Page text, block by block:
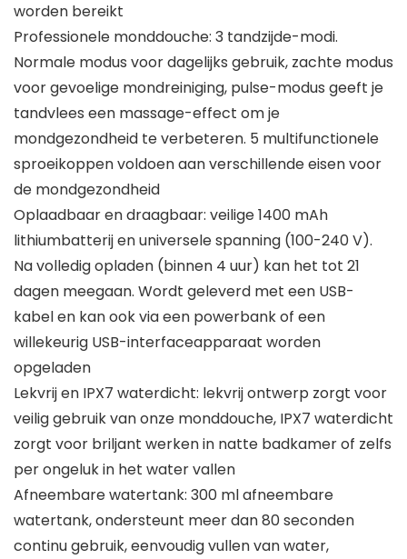
worden bereikt
Professionele monddouche: 3 tandzijde-modi.
Normale modus voor dagelijks gebruik, zachte modus
voor gevoelige mondreiniging, pulse-modus geeft je
tandvlees een massage-effect om je
mondgezondheid te verbeteren. 5 multifunctionele
sproeikoppen voldoen aan verschillende eisen voor
de mondgezondheid
Oplaadbaar en draagbaar: veilige 1400 mAh
lithiumbatterij en universele spanning (100-240 V).
Na volledig opladen (binnen 4 uur) kan het tot 21
dagen meegaan. Wordt geleverd met een USB-
kabel en kan ook via een powerbank of een
willekeurig USB-interfaceapparaat worden
opgeladen
Lekvrij en IPX7 waterdicht: lekvrij ontwerp zorgt voor
veilig gebruik van onze monddouche, IPX7 waterdicht
zorgt voor briljant werken in natte badkamer of zelfs
per ongeluk in het water vallen
Afneembare watertank: 300 ml afneembare
watertank, ondersteunt meer dan 80 seconden
continu gebruik, eenvoudig vullen van water,